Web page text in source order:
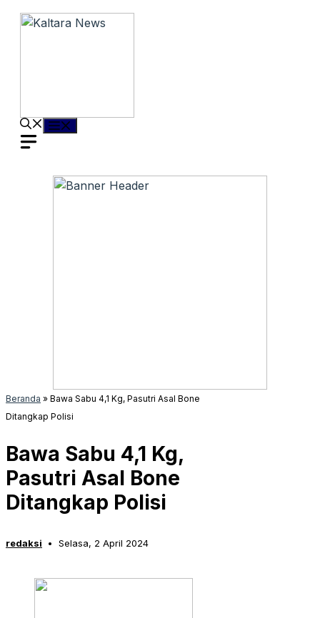
Langsung
Menu
Beranda » Bawa Sabu 4,1 Kg, Pasutri Asal Bone
Ditangkap Polisi
Bawa Sabu 4,1 Kg,
Pasutri Asal Bone
Ditangkap Polisi
redaksi Selasa, 2 April 2024